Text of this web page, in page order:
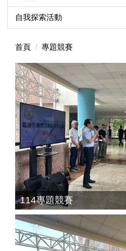
自我探索活動
首頁 專題競賽
114專題競賽